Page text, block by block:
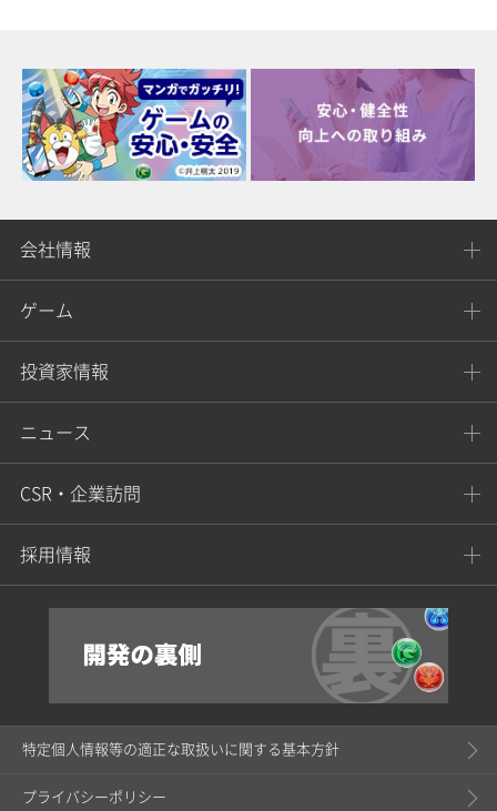
会社情報
ゲーム
投資家情報
ニュース
CSR・企業訪問
採用情報
特定個人情報等の適正な取扱いに関する基本方針
プライバシーポリシー